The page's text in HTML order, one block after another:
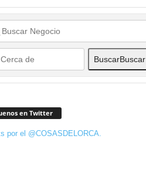
BuscarBuscar
en Twitter
por el @COSASDELORCA.